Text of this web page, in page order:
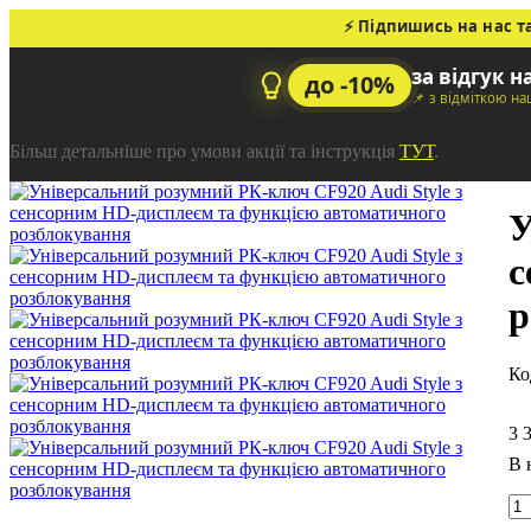
⚡ Підпишись на нас
до -10% за відгук
📌 з відміткою
Більш детальніше про умови акції та інструкція ТУТ.
3